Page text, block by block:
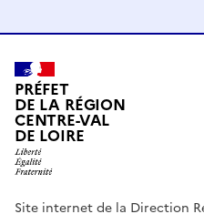
PRÉFET
DE LA RÉGION
CENTRE-VAL
DE LOIRE
Site internet de la Direction